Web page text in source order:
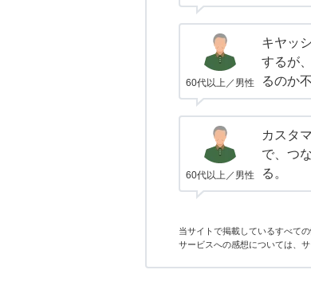
60代以上／男性
キヤッ
するが
るのか
60代以上／男性
カスタ
で、つ
る。
当サイトで掲載しているすべて
サービスへの感想については、